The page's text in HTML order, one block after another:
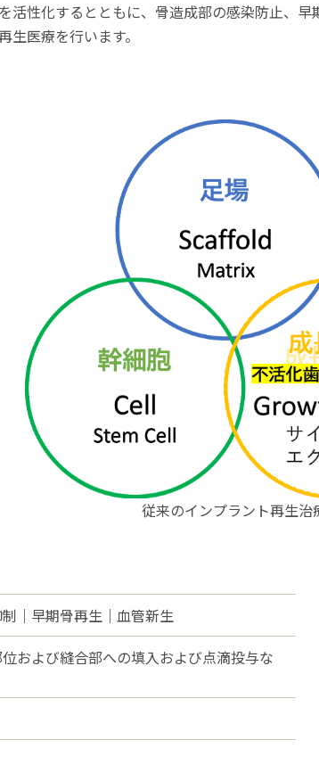
性化するとともに、骨造成部の感染防止、早
医療を行います。
従来のインプラント再生治
｜早期骨再生｜血管新生
および縫合部への填入および点滴投与な